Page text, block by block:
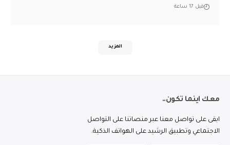
قبل 17 ساعة
المزيد
معك اينما تكون..
ابقى على تواصل معنا عبر منصاتنا على التواصل
الاجتماعي وتطبيق الرشيد على الهواتف الذكية.